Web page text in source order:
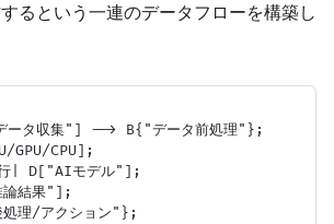
るという一連のデータフローを構築し
ータ収集"] --> B{"データ前処理"};
GPU/CPU];
| D["AIモデル"];
結果"];
理/アクション"};